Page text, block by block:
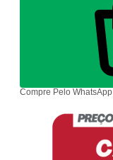
Compre Pelo WhatsApp